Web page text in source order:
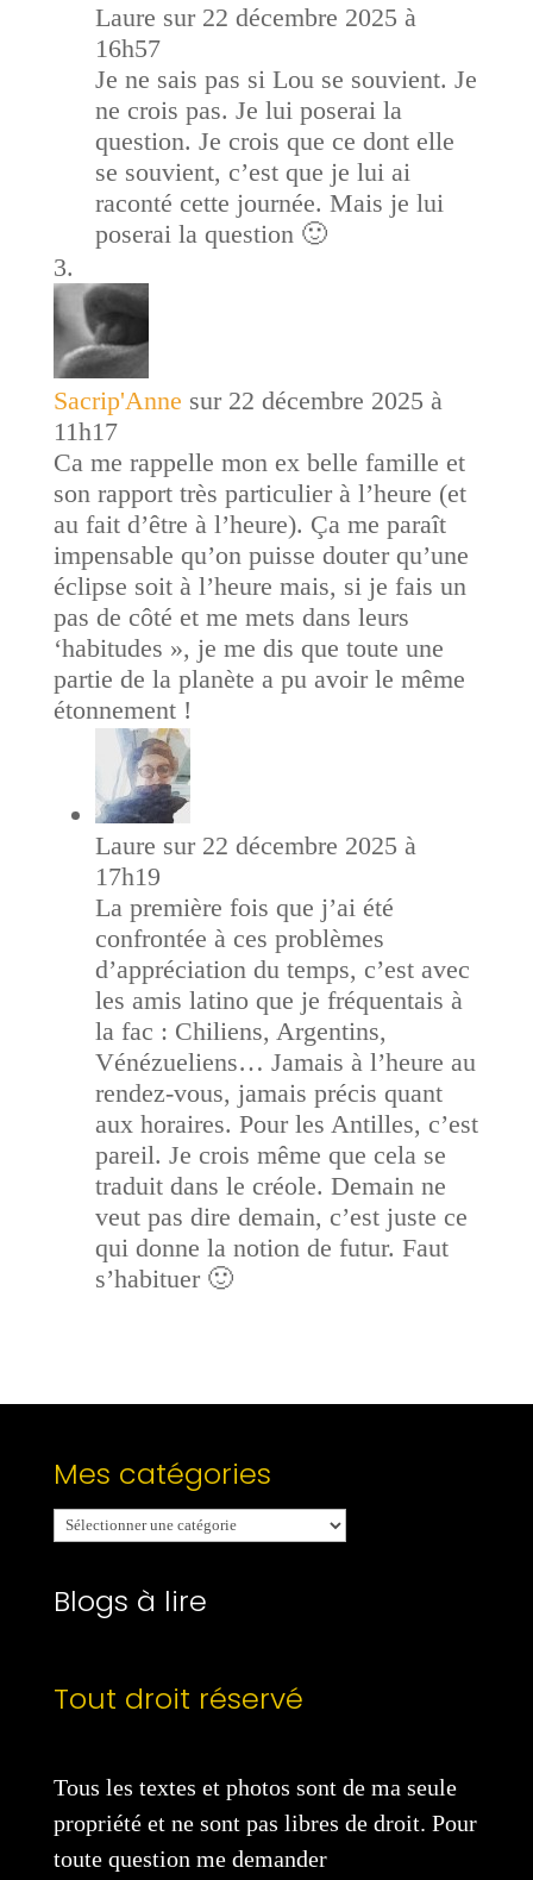
Laure sur 22 décembre 2025 à
16h57
Je ne sais pas si Lou se souvient. Je
ne crois pas. Je lui poserai la
question. Je crois que ce dont elle
se souvient, c’est que je lui ai
raconté cette journée. Mais je lui
poserai la question 🙂
Sacrip'Anne sur 22 décembre 2025 à
11h17
Ca me rappelle mon ex belle famille et
son rapport très particulier à l’heure (et
au fait d’être à l’heure). Ça me paraît
impensable qu’on puisse douter qu’une
éclipse soit à l’heure mais, si je fais un
pas de côté et me mets dans leurs
‘habitudes », je me dis que toute une
partie de la planète a pu avoir le même
étonnement !
Laure sur 22 décembre 2025 à
17h19
La première fois que j’ai été
confrontée à ces problèmes
d’appréciation du temps, c’est avec
les amis latino que je fréquentais à
la fac : Chiliens, Argentins,
Vénézueliens… Jamais à l’heure au
rendez-vous, jamais précis quant
aux horaires. Pour les Antilles, c’est
pareil. Je crois même que cela se
traduit dans le créole. Demain ne
veut pas dire demain, c’est juste ce
qui donne la notion de futur. Faut
s’habituer 🙂
Mes catégories
Mes
catégories
Blogs à lire
Tout droit réservé
Tous les textes et photos sont de ma seule
propriété et ne sont pas libres de droit. Pour
toute question me demander